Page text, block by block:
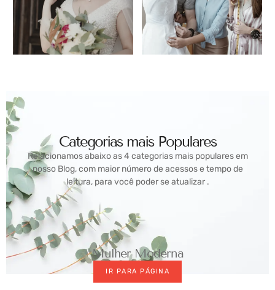
Categorias mais Populares
Relacionamos abaixo as 4 categorias mais populares em
nosso Blog, com maior número de acessos e tempo de
leitura, para você poder se atualizar .
Mulher Moderna
IR PARA PÁGINA